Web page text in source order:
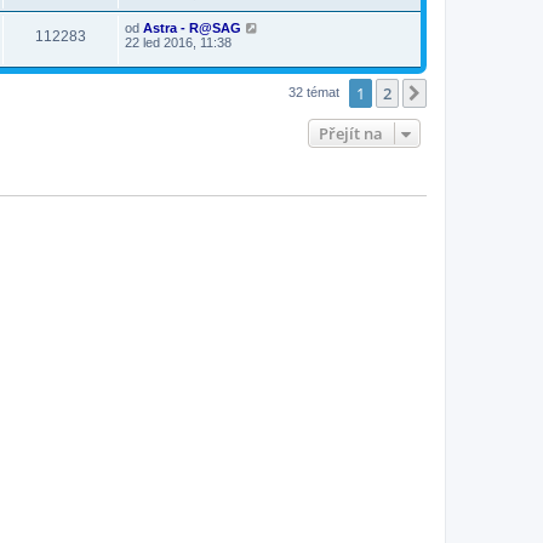
112283 od Astra - R@SAG
22 led 2016, 11:38
32 témat 1 2
Přejít na